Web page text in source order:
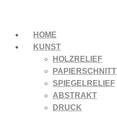
HOME
KUNST
HOLZRELIEF
PAPIERSCHNITT
SPIEGELRELIEF
ABSTRAKT
DRUCK